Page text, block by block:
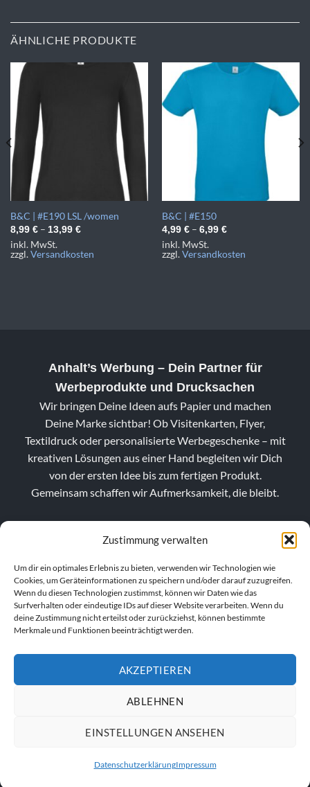
Zustimmung verwalten
Um dir ein optimales Erlebnis zu bieten, verwenden wir Technologien wie
Cookies, um Geräteinformationen zu speichern und/oder darauf zuzugreifen.
Wenn du diesen Technologien zustimmst, können wir Daten wie das
Surfverhalten oder eindeutige IDs auf dieser Website verarbeiten. Wenn du
deine Zustimmung nicht erteilst oder zurückziehst, können bestimmte
Merkmale und Funktionen beeinträchtigt werden.
AKZEPTIEREN
ABLEHNEN
EINSTELLUNGEN ANSEHEN
DatenschutzerklärungImpressum
ÄHNLICHE PRODUKTE
B&C | #E190 LSL /women
8,99 €– 13,99 €
inkl. MwSt.
zzgl.Versandkosten
B&C | #E150
4,99 €– 6,99 €
inkl. MwSt.
zzgl.Versandkosten
Anhalt’s Werbung – Dein Partner für
Werbeprodukte und Drucksachen
Wir bringen Deine Ideen aufs Papier und machen
Deine Marke sichtbar! Ob Visitenkarten, Flyer,
Textildruck oder personalisierte Werbegeschenke – mit
kreativen Lösungen aus einer Hand begleiten wir Dich
von der ersten Idee bis zum fertigen Produkt.
Gemeinsam schaffen wir Aufmerksamkeit, die bleibt.
© 2026Anhalt´s Werbung